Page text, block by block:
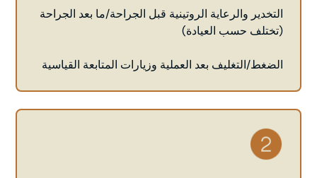
التخدير والرعاية الروتينية قبل الجراحة/ما بعد الجراحة
(تختلف حسب العيادة)
الضغط/التغليف بعد العملية وزيارات المتابعة القياسية